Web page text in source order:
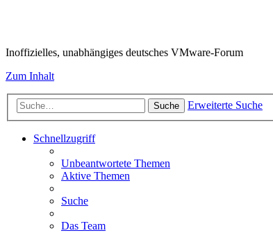
Inoffizielles, unabhängiges deutsches VMware-Forum
Zum Inhalt
Suche Erweiterte Suche
Schnellzugriff
Unbeantwortete Themen
Aktive Themen
Suche
Das Team